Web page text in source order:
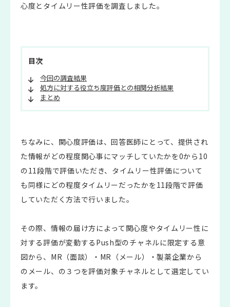
心度とタイムリー性評価を調査しました。
目次
今回の調査結果
処方に対する役立ち度評価との相関分析結果
まとめ
ちなみに、関心度評価は、回答医師にとって、提供され
た情報がどの程度関心事にマッチしていたかを0から10
の11段階で評価いただき、タイムリー性評価について
も同様にどの程度タイムリーだったかを11段階で評価
していただく方法で行いました。
その際、情報の届け方によって関心度やタイムリー性に
対する評価が変動するPush型のチャネルに限定する意
図から、MR（面談）・MR（メール）・製薬企業から
のメール、の３つを評価対象チャネルとして選定してい
ます。